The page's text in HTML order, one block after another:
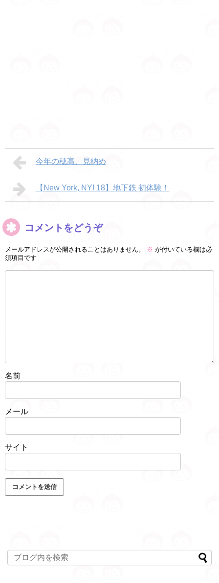
今年の穂高、見納め
【New York, NY! 18】地下鉄 初体験！
コメントをどうぞ
メールアドレスが公開されることはありません。 ※ が付いている欄は必
須項目です
名前
メール
サイト